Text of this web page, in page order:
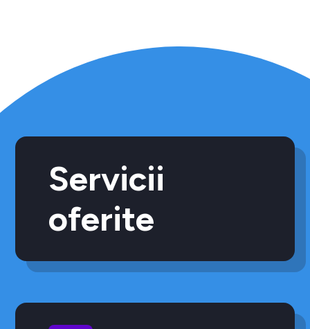
Servicii
oferite